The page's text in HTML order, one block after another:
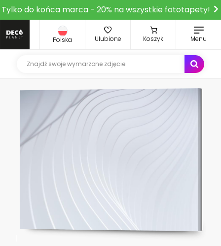
Tylko do końca marca - 20% na wszystkie fototapety!
Polska Ulubione Koszyk Menu